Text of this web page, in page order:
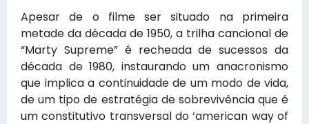
Apesar de o filme ser situado na primeira
metade da década de 1950, a trilha cancional de
“Marty Supreme” é recheada de sucessos da
década de 1980, instaurando um anacronismo
que implica a continuidade de um modo de vida,
de um tipo de estratégia de sobrevivência que é
um constitutivo transversal do ‘american way of